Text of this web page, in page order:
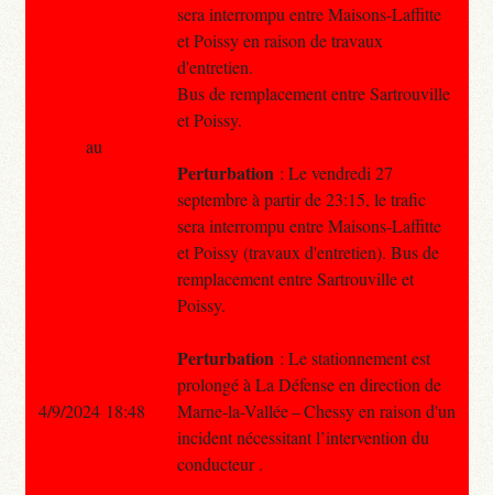
sera interrompu entre Maisons-Laffitte
et Poissy en raison de travaux
d'entretien.
Bus de remplacement entre Sartrouville
et Poissy.
Perturbation : Le vendredi 27
septembre à partir de 23:15, le trafic
sera interrompu entre Maisons-Laffitte
et Poissy (travaux d'entretien). Bus de
remplacement entre Sartrouville et
Poissy.
Perturbation : Le stationnement est
prolongé à La Défense en direction de
Marne-la-Vallée – Chessy en raison d'un
incident nécessitant l’intervention du
conducteur .
au
4/9/2024 18:48